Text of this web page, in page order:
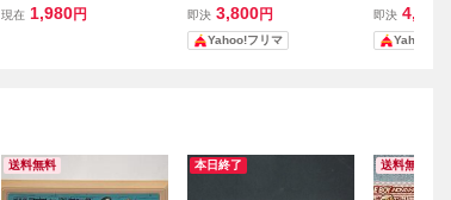
ムボーイソフト
現在 1,980円
き GG2410
即決 3,800円
Yahoo!フリマ
ソフトのみ
即決 4,000
Yahoo!フ
送料無料 本日終了 送料無料